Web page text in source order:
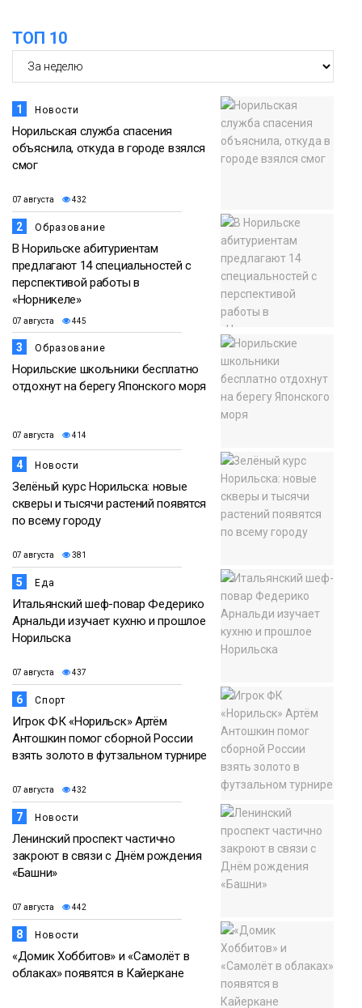
07 августа
Общество
ТОП 10
1 Новости
Норильская служба спасения
объяснила, откуда в городе взялся
смог
07 августа 432
2 Образование
В Норильске абитуриентам
предлагают 14 специальностей с
перспективой работы в
«Норникеле»
07 августа 445
3 Образование
Норильские школьники бесплатно
отдохнут на берегу Японского моря
07 августа 414
4 Новости
Зелёный курс Норильска: новые
скверы и тысячи растений появятся
по всему городу
07 августа 381
5 Еда
Итальянский шеф-повар Федерико
Арнальди изучает кухню и прошлое
Норильска
07 августа 437
6 Спорт
Игрок ФК «Норильск» Артём
Антошкин помог сборной России
взять золото в футзальном турнире
07 августа 432
7 Новости
Ленинский проспект частично
закроют в связи с Днём рождения
«Башни»
07 августа 442
8 Новости
«Домик Хоббитов» и «Самолёт в
облаках» появятся в Кайеркане